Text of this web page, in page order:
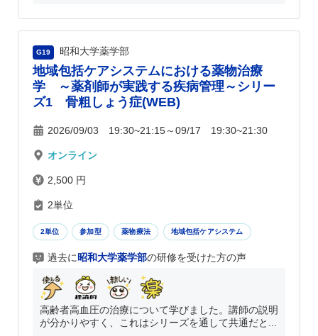
G19 昭和大学薬学部
地域包括ケアシステムにおける薬物治療
学 ～薬剤師が実践する疾病管理～シリー
ズ1 骨粗しょう症(WEB)
2026/09/03 19:30~21:15～09/17 19:30~21:30
オンライン
2,500 円
2単位
2単位 参加型 薬物療法 地域包括ケアシステム
過去に昭和大学薬学部の研修を受けた方の声
高齢者高血圧の治療について学びました。講師の説明
が分かりやすく、これはシリーズを通して共通だと...